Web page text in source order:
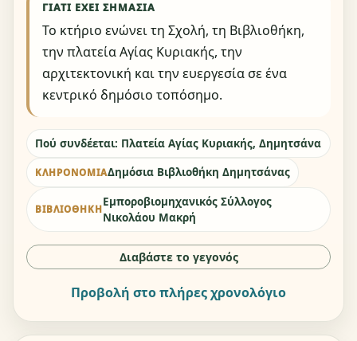
ΓΙΑΤΊ ΈΧΕΙ ΣΗΜΑΣΊΑ
Το κτήριο ενώνει τη Σχολή, τη Βιβλιοθήκη,
την πλατεία Αγίας Κυριακής, την
αρχιτεκτονική και την ευεργεσία σε ένα
κεντρικό δημόσιο τοπόσημο.
Πού συνδέεται: Πλατεία Αγίας Κυριακής, Δημητσάνα
ΚΛΗΡΟΝΟΜΙΆΔημόσια Βιβλιοθήκη Δημητσάνας
ΒΙΒΛΙΟΘΉΚΗ
Εμποροβιομηχανικός Σύλλογος
Νικολάου Μακρή
Διαβάστε το γεγονός
Προβολή στο πλήρες χρονολόγιο